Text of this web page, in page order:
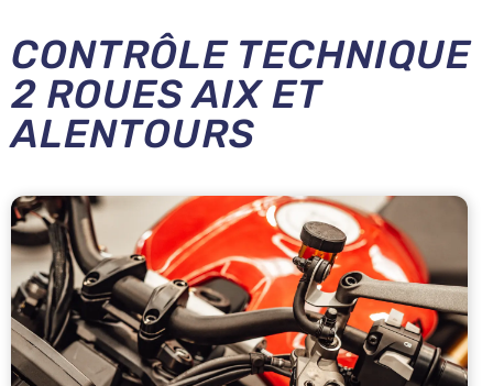
CONTRÔLE TECHNIQUE
2 ROUES AIX ET
ALENTOURS